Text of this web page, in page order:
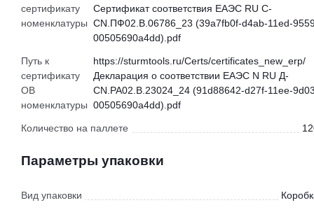
сертификату
номенклатуры
Сертификат соответствия ЕАЭС RU С-
CN.ПФ02.В.06786_23 (39a7fb0f-d4ab-11ed-
00505690a4dd).pdf
Путь к
сертификату
ОВ
номенклатуры
https://sturmtools.ru/Certs/certificates_new_erp/
Декларация о соответствии ЕАЭС N RU Д-
CN.РА02.В.23024_24 (91d88642-d27f-11ee-
00505690a4dd).pdf
Количество на паллете
Параметры упаковки
Вид упаковки